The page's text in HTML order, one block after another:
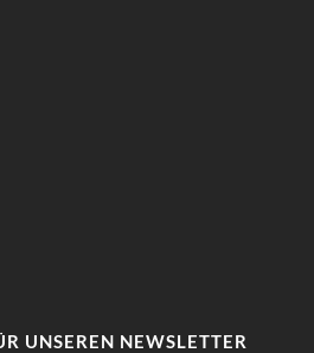
UNSEREN NEWSLETTER